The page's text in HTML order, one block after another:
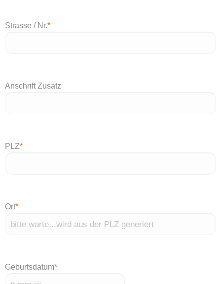
Strasse / Nr.*
Anschrift Zusatz
PLZ*
Ort*
Geburtsdatum*